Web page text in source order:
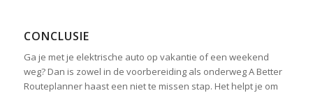
CONCLUSIE
Ga je met je elektrische auto op vakantie of een weekend
weg? Dan is zowel in de voorbereiding als onderweg A Better
Routeplanner haast een niet te missen stap. Het helpt je om